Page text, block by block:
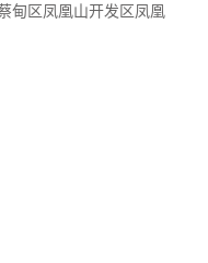
甸区凤凰山开发区凤凰